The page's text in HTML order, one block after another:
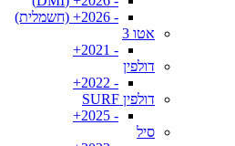
- 2026+ (חשמלית)
אטו 3
- 2021+
דולפין
- 2022+
דולפין SURF
- 2025+
סיל